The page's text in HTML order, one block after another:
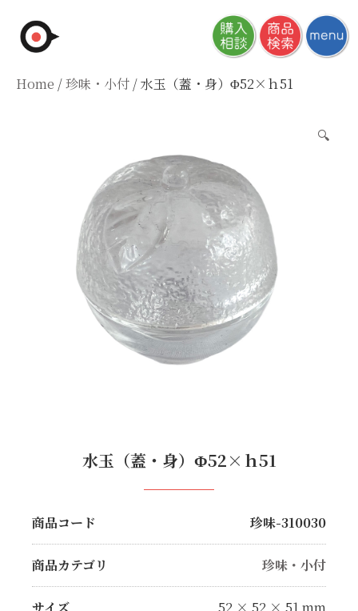
Home /珍味・小付 / 水玉（蓋・身）Φ52×ｈ51
🔍
水玉（蓋・身）Φ52×ｈ51
商品コード 珍味-310030
商品カテゴリ 珍味・小付
サイズ 52 × 52 × 51 mm